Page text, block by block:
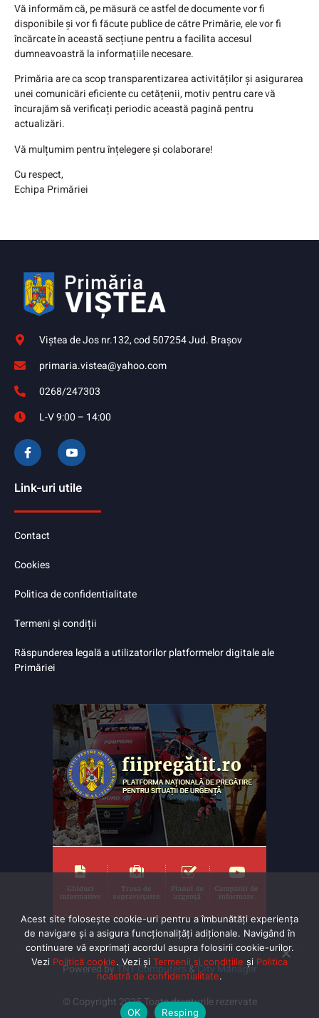
Vă informăm că, pe măsură ce astfel de documente vor fi
disponibile și vor fi făcute publice de către Primărie, ele vor fi
încărcate în această secțiune pentru a facilita accesul
dumneavoastră la informațiile necesare.
Primăria are ca scop transparentizarea activităților și asigurarea
unei comunicări eficiente cu cetățenii, motiv pentru care vă
încurajăm să verificați periodic această pagină pentru
actualizări.
Vă mulțumim pentru înțelegere și colaborare!
Cu respect,
Echipa Primăriei
Viştea de Jos nr.132, cod 507254 Jud. Braşov
primaria.vistea@yahoo.com
0268/247303
L-V 9:00 – 14:00
Link-uri utile
Contact
Cookies
Politica de confidentialitate
Termeni și condiții
Răspunderea legală a utilizatorilor platformelor digitale ale
Primăriei
Powered byTNT Computers&City Manager
© Copyright 2025 Toate drepturile rezervate
Acest site folosește cookie-uri pentru a îmbunătăți experiența
de navigare și a asigura funcționalițăți adiționale. Navigând în
continuare vă exprimaţi acordul asupra folosirii cookie-urilor.
Vezi Politică cookie. Vezi și Termenii și condițiile și Politica
noastră de confidentialitate.
OK Resping